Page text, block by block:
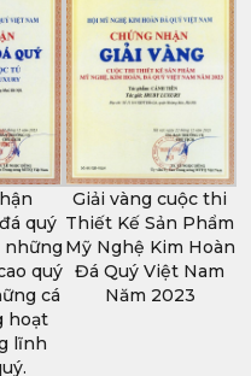
quý
những
quý
cá
hoạt
lĩnh
Giải vàng cuộc thi
Thiết Kế Sản Phẩm
Mỹ Nghệ Kim Hoàn
Đá Quý Việt Nam
Năm 2023